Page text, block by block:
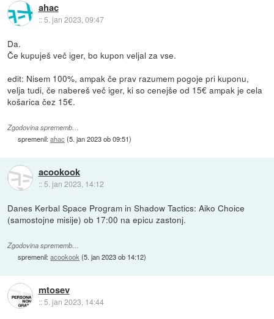
ahac
::5. jan 2023, 09:47
Da.
Če kupuješ več iger, bo kupon veljal za vse.
edit: Nisem 100%, ampak če prav razumem pogoje pri kuponu,
velja tudi, če nabereš več iger, ki so cenejše od 15€ ampak je cela
košarica čez 15€.
Zgodovina sprememb…
spremenil:ahac (5. jan 2023 ob 09:51)
acookook
:: 5. jan 2023, 14:12
Danes Kerbal Space Program in Shadow Tactics: Aiko Choice
(samostojne misije) ob 17:00 na epicu zastonj.
Zgodovina sprememb…
spremenil:acookook (5. jan 2023 ob 14:12)
mtosev
::5. jan 2023, 14:44